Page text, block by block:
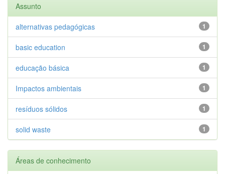
Assunto
1
alternativas pedagógicas
1
basic education
1
educação básica
1
Impactos ambientais
1
resíduos sólidos
1
solid waste
Áreas de conhecimento